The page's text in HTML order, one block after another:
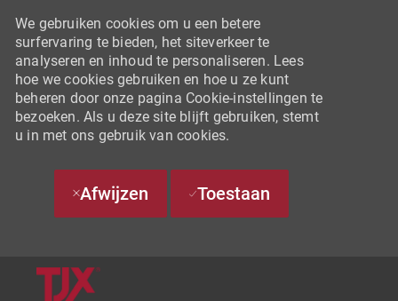
We gebruiken cookies om u een betere
surfervaring te bieden, het siteverkeer te
analyseren en inhoud te personaliseren. Lees
hoe we cookies gebruiken en hoe u ze kunt
beheren door onze pagina Cookie-instellingen te
bezoeken. Als u deze site blijft gebruiken, stemt
u in met ons gebruik van cookies.
Afwijzen Toestaan